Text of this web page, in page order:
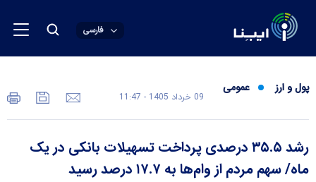
فارسی
پول و ارز عمومی
09 خرداد 1405 - 11:47
رشد ۳۵.۵ درصدی پرداخت تسهیلات بانکی در یک
ماه/ سهم مردم از وام‌ها به ۱۷.۷ درصد رسید